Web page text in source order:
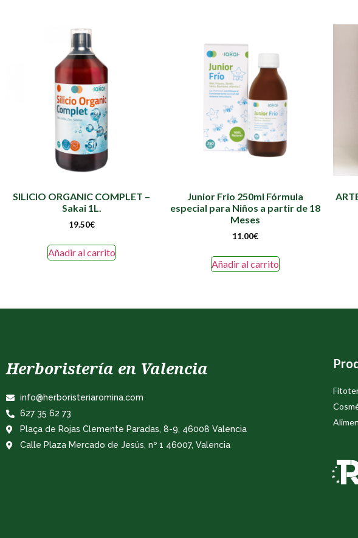
SILICIO ORGANIC COMPLET –
Sakai 1L.
19.50€
Añadir al carrito
Junior Frio 250ml Fórmula
especial para Niños a partir de 18
Meses
11.00€
Añadir al carrito
Herboristería en Valencia
info@herboristeriaromina.com
627 35 62 73
Plaça de Rojas Clemente Paradas, 8-9, 46008 Valencia
Calle Plaza Mercado de Jesús, nº 1 46007, Valencia